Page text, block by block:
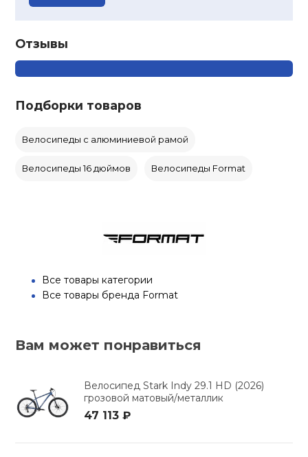
Отзывы
Подборки товаров
Велосипеды с алюминиевой рамой
Велосипеды 16 дюймов Велосипеды Format
Все товары категории
Все товары бренда Format
Вам может понравиться
Велосипед Stark Indy 29.1 HD (2026)
грозовой матовый/металлик
47 113 ₽